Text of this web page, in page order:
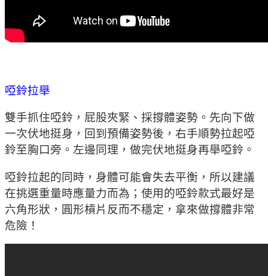
啞鈴拉舉
雙手抓住啞鈴，屁股夾緊、採撐體姿勢。先向下做
一次伏地挺身，回到預備姿勢後，右手順勢拉起啞
鈴至胸口旁。左邊同理，做完伏地挺身再舉啞鈴。
啞鈴拉起的同時，身體可能會失去平衡，所以建議
在挑選重量時應量力而為；使用的啞鈴款式最好是
六角形狀，圓形槓片反而不穩定，拿來做撐體非常
危險！